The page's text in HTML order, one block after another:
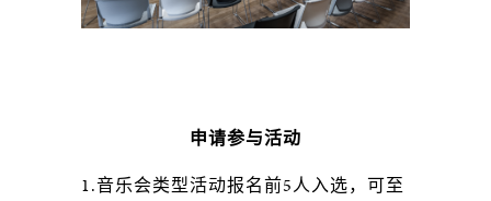
申请参与活动
1.音乐会类型活动报名前5人入选，可至